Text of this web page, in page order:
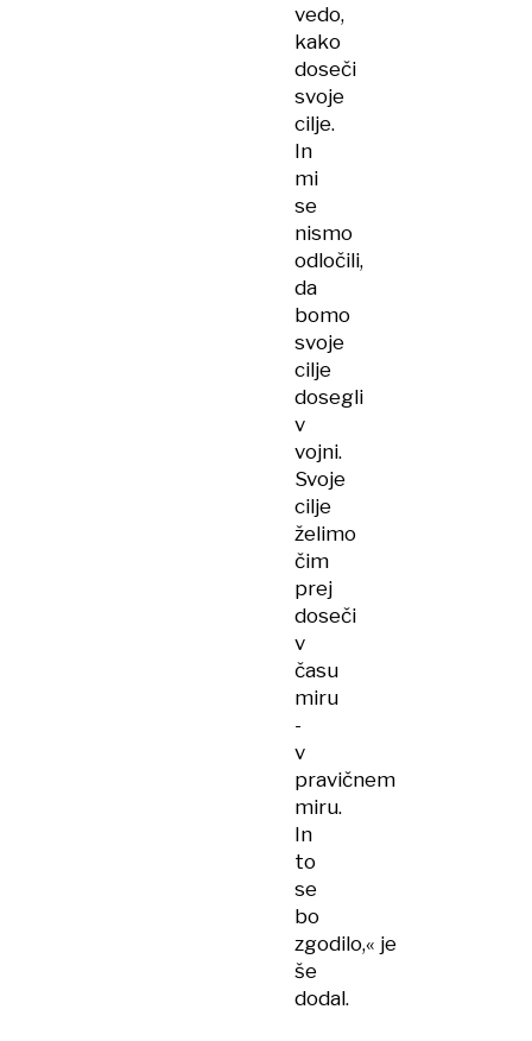
vedo,
kako
doseči
svoje
cilje.
In
mi
se
nismo
odločili,
da
bomo
svoje
cilje
dosegli
v
vojni.
Svoje
cilje
želimo
čim
prej
doseči
v
času
miru
-
v
pravičnem
miru.
In
to
se
bo
zgodilo,« je
še
dodal.